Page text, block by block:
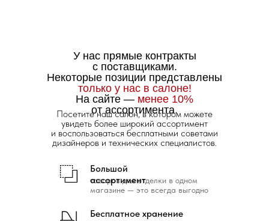
Бесплатное хранение
товаров для отделки в одном
магазине — это всегда выгодно
Большой
ассортимент
У нас прямые контракты
с поставщиками.
Некоторые позиции представлены
только у нас в салоне!
На сайте — менее 10%
от ассортимента.
Посетите наш салон, в котором можете
увидеть более широкий ассортимент
и воспользоваться бесплатными советами
дизайнеров и технических специалистов.